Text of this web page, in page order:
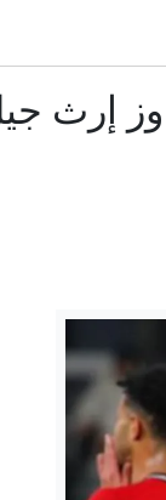
الأثرياء لنهاية
تعتدي علينا
هم الخطر
للتصعيد؟